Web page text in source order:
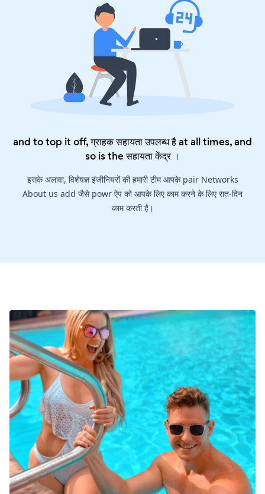
and to top it off, ग्राहक सहायता उपलब्ध है at all times, and
so is theसहायता केंद्र।
इसके अलावा, विशेषज्ञ इंजीनियरों की हमारी टीम आपके pair Networks
About us add जैसे powr ऐप को आपके लिए काम करने के लिए रात-दिन
काम करती है।